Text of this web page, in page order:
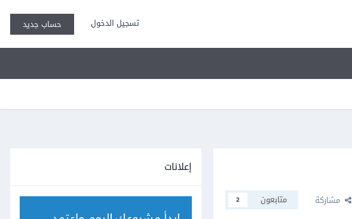
تسجيل الدخول حساب جديد
مشاركة متابعون 2
إعلانات